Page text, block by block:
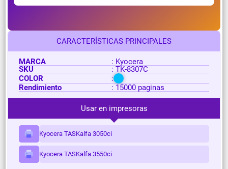
CARACTERÍSTICAS PRINCIPALES
MARCA
: Kyocera
SKU
: TK-8307C
COLOR
:
Rendimiento
: 15000 paginas
Usar en impresoras
Kyocera TASKalfa 3050ci
Kyocera TASKalfa 3550ci